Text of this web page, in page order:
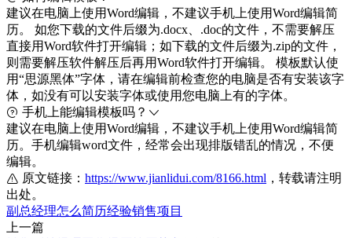
建议在电脑上使用Word编辑，不建议手机上使用Word编辑简
历。 如您下载的文件后缀为.docx、.doc的文件，不需要解压
直接用Word软件打开编辑；如下载的文件后缀为.zip的文件，
则需要解压软件解压后再用Word软件打开编辑。 模板默认使
用“思源黑体”字体，请在编辑前检查您的电脑是否有安装该字
体，如没有可以安装字体或使用您电脑上有的字体。
手机上能编辑模板吗？
建议在电脑上使用Word编辑，不建议手机上使用Word编辑简
历。手机编辑word文件，经常会出现排版错乱的情况，不便
编辑。
原文链接： https://www.jianlidui.com/8166.html ，转载请注明
出处。
副总经理怎么简历经验销售项目
上一篇